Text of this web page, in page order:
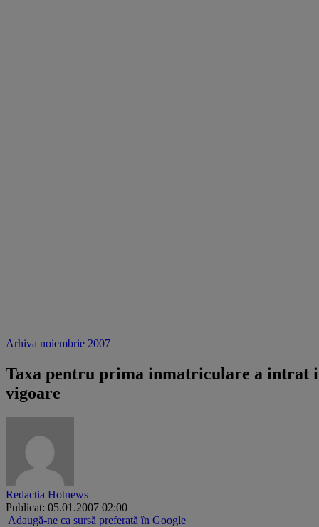
Arhiva noiembrie 2007
Taxa pentru prima inmatriculare a intrat
vigoare
Redactia Hotnews
Publicat: 05.01.2007 02:00
Adaugă-ne ca sursă preferată în Google